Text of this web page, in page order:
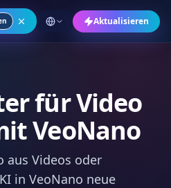
Aktualisieren
für Video
VeoNano
aus Videos oder
in VeoNano neue